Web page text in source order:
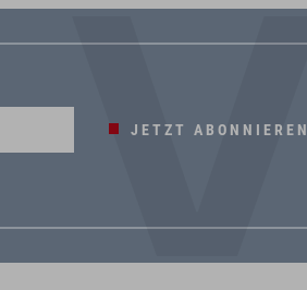
JETZT ABONNIEREN